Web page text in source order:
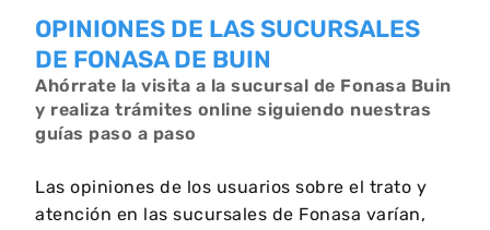
OPINIONES DE LAS SUCURSALES
DE FONASA DE BUIN
Ahórrate la visita a la sucursal de Fonasa Buin
y realiza trámites online siguiendo nuestras
guías paso a paso
Las opiniones de los usuarios sobre el trato y
atención en las sucursales de Fonasa varían,